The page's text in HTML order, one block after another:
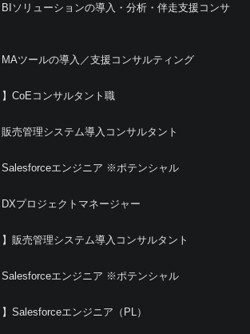
BIソリューションの導入・分析・伴走支援コンサ
MAツールの導入／支援コンサルティング
】CoEコンサルタント職
販売管理システム導入コンサルタント
Salesforceエンジニア ※ポテンシャル
DXプロジェクトマネージャー
】販売管理システム導入コンサルタント
Salesforceエンジニア ※ポテンシャル
Salesforceエンジニア（PL）